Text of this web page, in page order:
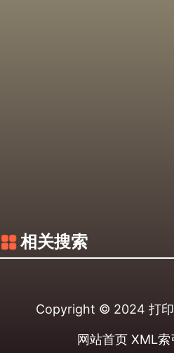
相关搜索
Copyright © 2024 打
网站首页 XML索